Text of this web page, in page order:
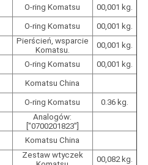
O-ring Komatsu 00,001 kg.
O-ring Komatsu 00,001 kg.
Pierścień, wsparcie
Komatsu.
00,001 kg.
O-ring Komatsu 00,001 kg.
Komatsu China
O-ring Komatsu
0.36 kg.
Analogów:
["0700201823"]
Komatsu China
Zestaw wtyczek
00,082 kg.